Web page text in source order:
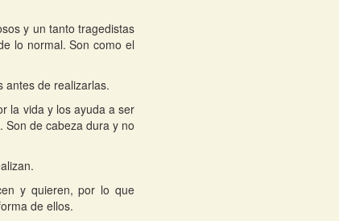
y un tanto tragedistas
lo normal. Son como el
antes de realizarlas.
la vida y los ayuda a ser
de cabeza dura y no
y quieren, por lo que
de ellos.